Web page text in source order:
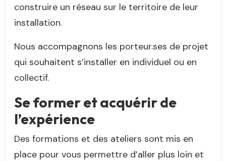
construire un réseau sur le territoire de leur
installation.
Nous accompagnons les porteur.ses de projet
qui souhaitent s’installer en individuel ou en
collectif.
Se former et acquérir de
l’expérience
Des formations et des ateliers sont mis en
place pour vous permettre d’aller plus loin et